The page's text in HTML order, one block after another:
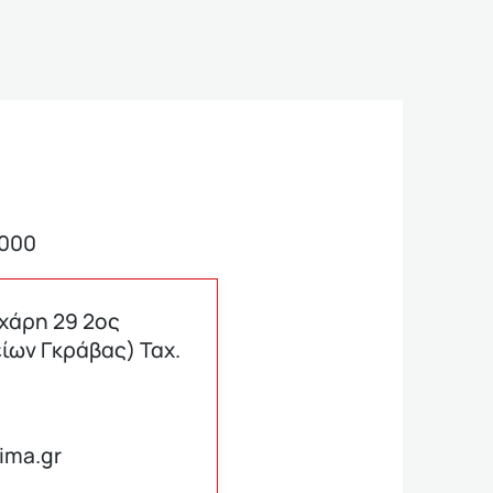
29 2ος
Γκράβας) Ταχ.